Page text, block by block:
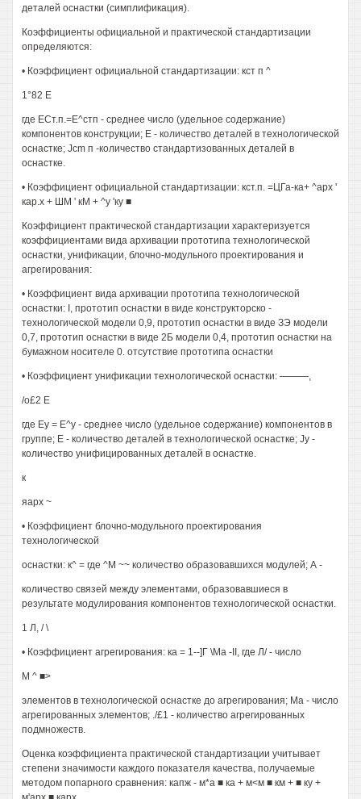
деталей оснастки (симплификация).
Коэффициенты официальной и практической стандартизации
определяются:
• Коэффициент официальной стандартизации: кст п ^
1°82 Е
где ЕСт.п.=Е^стп - среднее число (удельное содержание)
компонентов конструкции; Е - количество деталей в технологической
оснастке; Jcm п -количество стандартизованных деталей в
оснастке.
• Коэффициент официальной стандартизации: кст.п. =ЦГа-ка+ ^арх '
кар.х + ШМ ' кМ + ^у 'ку ■
Коэффициент практической стандартизации характеризуется
коэффициентами вида архивации прототипа технологической
оснастки, унификации, блочно-модульного проектирования и
агрегирования:
• Коэффициент вида архивации прототипа технологической
оснастки: I, прототип оснастки в виде конструкторско -
технологической модели 0,9, прототип оснастки в виде ЗЭ модели
0,7, прототип оснастки в виде 2Б модели 0,4, прототип оснастки на
бумажном носителе 0. отсутствие прототипа оснастки
• Коэффициент унификации технологической оснастки: ———,
/о£2 Е
где Еу = Е^у - среднее число (удельное содержание) компонентов в
группе; Е - количество деталей в технологической оснастке; Jy -
количество унифицированных деталей в оснастке.
к
яарх ~
• Коэффициент блочно-модульного проектирования
технологической
оснастки: к^ = где ^М ~~ количество образовавшихся модулей; А -
количество связей между элементами, образовавшиеся в
результате модулирования компонентов технологической оснастки.
1 Л, / \
• Коэффициент агрегирования: ка = 1--]Г \Ма -II, где Л/ - число
М ^ ■>
элементов в технологической оснастке до агрегирования; Ма - число
агрегированных элементов; ./£1 - количество агрегированных
подмножеств.
Оценка коэффициента практической стандартизации учитывает
степени значимости каждого показателя качества, получаемые
методом попарного сравнения: капж - м*а ■ ка + м<м ■ км + ■ ку +